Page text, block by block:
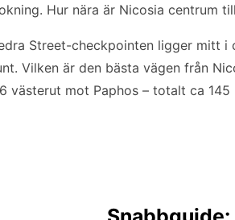
Hur nära är Nicosia centrum
Street-checkpointen ligger mitt
Vilken är den bästa vägen från
västerut mot Paphos – totalt ca